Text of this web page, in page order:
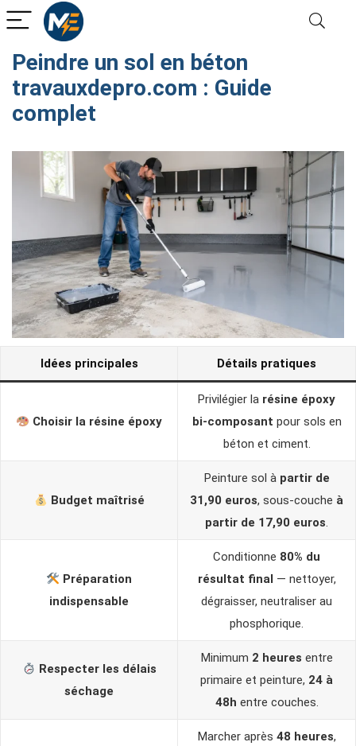
Peindre un sol en béton
travauxdepro.com​ : Guide
complet
Idées principales Détails pratiques
Choisir la résine époxy
Privilégier la résine époxy
bi-composant pour sols en
béton et ciment.
Budget maîtrisé
Peinture sol à partir de
31,90 euros, sous-couche à
partir de 17,90 euros.
Préparation
indispensable
Conditionne 80% du
résultat final — nettoyer,
dégraisser, neutraliser au
phosphorique.
Respecter les délais
séchage
Minimum 2 heures entre
primaire et peinture, 24 à
48h entre couches.
Marcher après 48 heures,